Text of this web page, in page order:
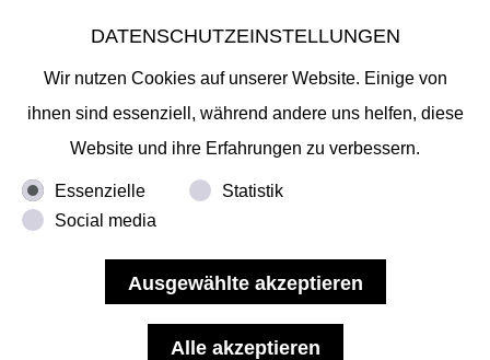
Mikiko Sato Gallery ı Klosterwall 13 ı 20095 Hamburg
Öffnungszeiten:
Di - Fr 13.00 - 19.00 ı Sa 13.00 - 18.00 u.n.V
vorbehalten.
Nutzungsbedingungen
DATENSCHUTZEINSTELLUNGEN
Wir nutzen Cookies auf unserer Website. Einige von
ihnen sind essenziell, während andere uns helfen, diese
Website und ihre Erfahrungen zu verbessern.
Essenzielle
Statistik
Social media